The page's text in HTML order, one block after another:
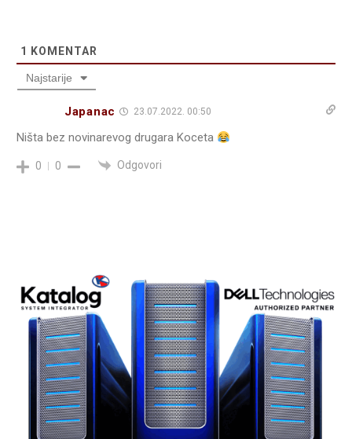
1 KOMENTAR
Najstarije
Japanac 23.07.2022. 00:50
Ništa bez novinarevog drugara Koceta
0 0 Odgovori